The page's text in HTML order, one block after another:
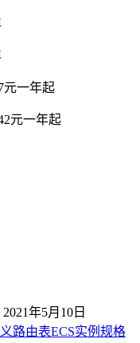
元一年起
元一年起
2021年5月10日
路由表ECS实例规格